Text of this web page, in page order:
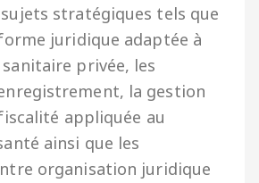
stratégiques tels que
juridique adaptée à
privée, les
la gestion
appliquée au
ainsi que les
organisation juridique